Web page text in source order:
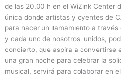
de las 20.00 h en el WiZink Center
única donde artistas y oyentes de
para hacer un llamamiento a través
y cada uno de nosotros, unidos,
concierto, que aspira a convertirse
una gran noche para celebrar la
musical, servirá para colaborar en